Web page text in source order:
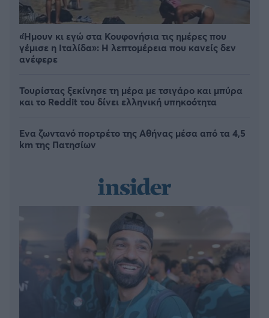
«Ήμουν κι εγώ στα Κουφονήσια τις ημέρες που
γέμισε η Ιταλίδα»: Η λεπτομέρεια που κανείς δεν
ανέφερε
Τουρίστας ξεκίνησε τη μέρα με τσιγάρο και μπύρα
και το Reddit του δίνει ελληνική υπηκοότητα
Ένα ζωντανό πορτρέτο της Αθήνας μέσα από τα 4,5
km της Πατησίων